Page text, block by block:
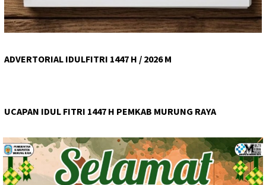
ADVERTORIAL IDULFITRI 1447 H / 2026 M
UCAPAN IDUL FITRI 1447 H PEMKAB MURUNG RAYA